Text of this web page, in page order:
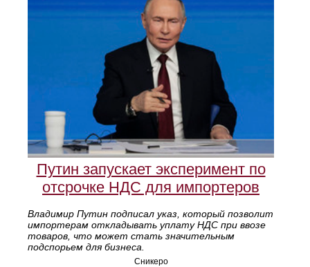
Путин запускает эксперимент по
отсрочке НДС для импортеров
Владимир Путин подписал указ, который позволит
импортерам откладывать уплату НДС при ввозе
товаров, что может стать значительным
подспорьем для бизнеса.
Сникеро